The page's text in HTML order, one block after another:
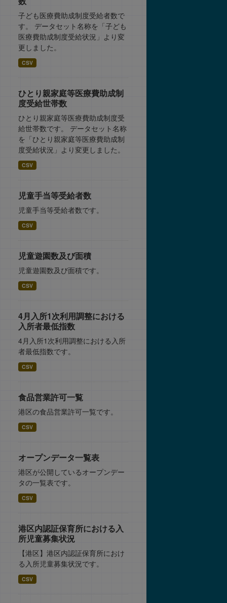
子ども医療費助成制度受給者数で
す。 データセット名称を「子ども
医療費助成制度受給状況」より変
更しました。
CSV
ひとり親家庭等医療費助成制
度受給世帯数
ひとり親家庭等医療費助成制度受
給世帯数です。 データセット名称
を「ひとり親家庭等医療費助成制
度受給状況」より変更しました。
CSV
児童手当等受給者数
児童手当等受給者数です。
CSV
児童遊園数及び面積
児童遊園数及び面積です。
CSV
4月入所1次利用調整における
入所者最低指数
4月入所1次利用調整における入所
者最低指数です。
CSV
食品営業許可一覧
港区の食品営業許可一覧です。
CSV
オープンデータ一覧表
港区が公開しているオープンデー
タの一覧表です。
CSV
港区内認証保育所における入
所児童募集状況
【港区】港区内認証保育所におけ
る入所児童募集状況です。
CSV